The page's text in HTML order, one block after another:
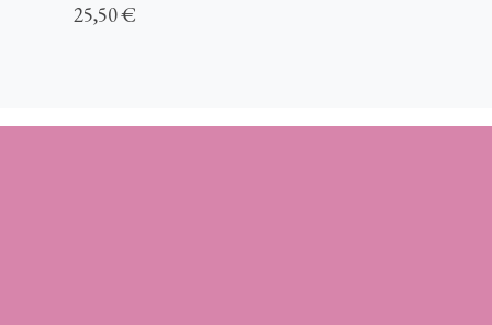
25,50 €